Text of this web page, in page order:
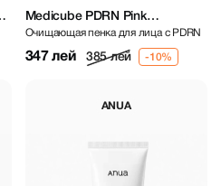
Medicube PDRN Pink
Niacinamide Whip Cleanser
120g
Очищающая пенка для лица с PDRN
347 лей 385 лей
ANUA